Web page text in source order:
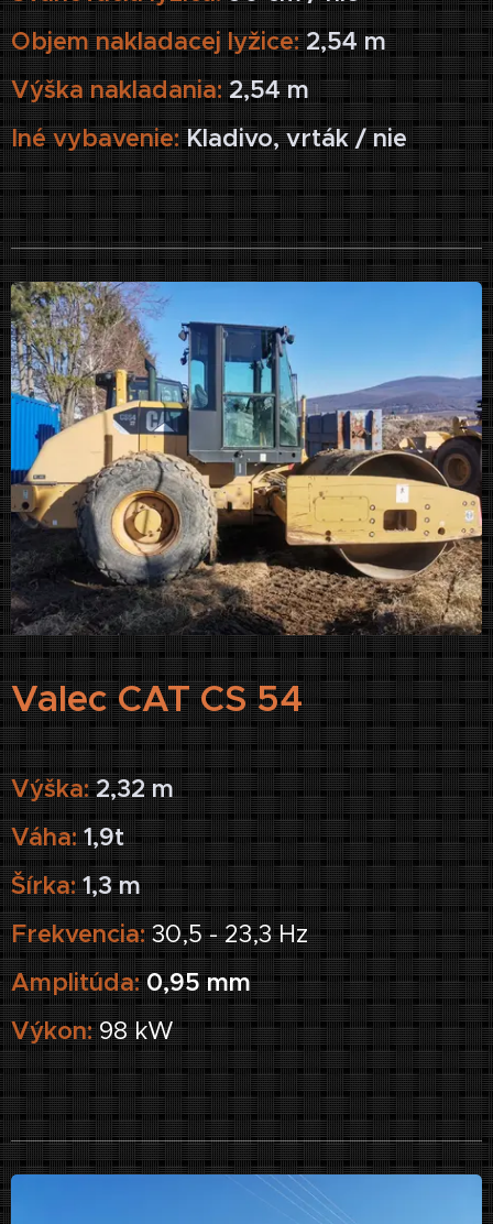
Objem nakladacej lyžice:2,54 m
Výška nakladania:2,54 m
Iné vybavenie:Kladivo, vrták / nie
Valec CAT CS 54
Výška:2,32 m
Váha:1,9t
Šírka:1,3 m
Frekvencia: 30,5 - 23,3 Hz
Amplitúda:0,95 mm
Výkon:98 kW